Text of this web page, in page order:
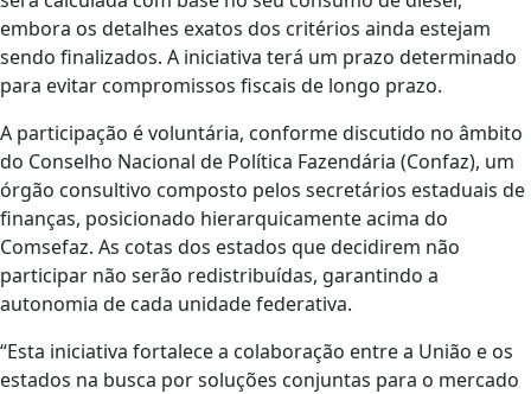
embora os detalhes exatos dos critérios ainda estejam
sendo finalizados. A iniciativa terá um prazo determinado
para evitar compromissos fiscais de longo prazo.
A participação é voluntária, conforme discutido no âmbito
do Conselho Nacional de Política Fazendária (Confaz), um
órgão consultivo composto pelos secretários estaduais de
finanças, posicionado hierarquicamente acima do
Comsefaz. As cotas dos estados que decidirem não
participar não serão redistribuídas, garantindo a
autonomia de cada unidade federativa.
“Esta iniciativa fortalece a colaboração entre a União e os
estados na busca por soluções conjuntas para o mercado